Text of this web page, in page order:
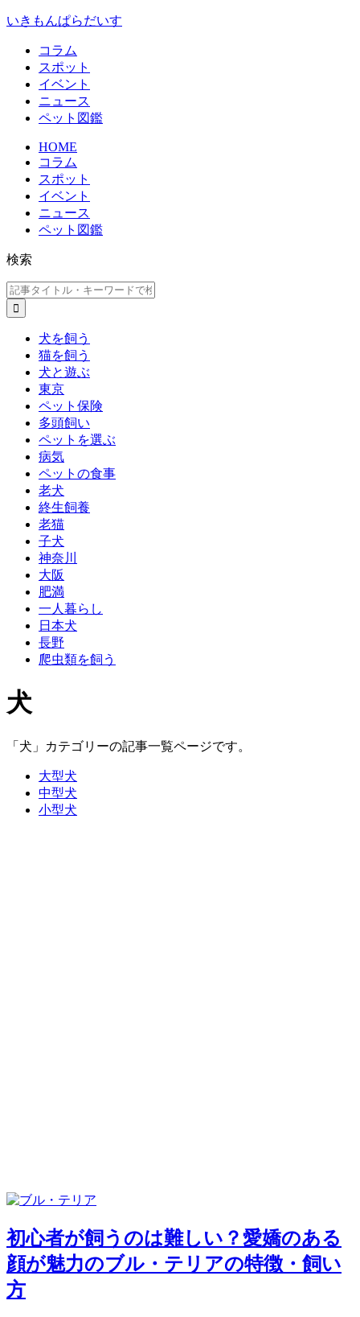
いきもんぱらだいす
コラム
スポット
イベント
ニュース
ペット図鑑
HOME
コラム
スポット
イベント
ニュース
ペット図鑑
検索
犬を飼う
猫を飼う
犬と遊ぶ
東京
ペット保険
多頭飼い
ペットを選ぶ
病気
ペットの食事
老犬
終生飼養
老猫
子犬
神奈川
大阪
肥満
一人暮らし
日本犬
長野
爬虫類を飼う
犬
「犬」カテゴリーの記事一覧ページです。
大型犬
中型犬
小型犬
初心者が飼うのは難しい？愛嬌のある
顔が魅力のブル・テリアの特徴・飼い
方